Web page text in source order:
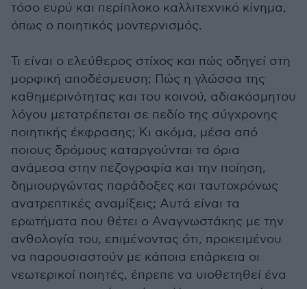
τόσο ευρύ και περίπλοκο καλλιτεχνικό κίνημα,
όπως ο ποιητικός μοντερνισμός.
Τι είναι ο ελεύθερος στίχος και πώς οδηγεί στη
μορφική αποδέσμευση; Πώς η γλώσσα της
καθημερινότητας και του κοινού, αδιακόσμητου
λόγου μετατρέπεται σε πεδίο της σύγχρονης
ποιητικής έκφρασης; Κι ακόμα, μέσα από
ποιους δρόμους καταργούνται τα όρια
ανάμεσα στην πεζογραφία και την ποίηση,
δημιουργώντας παράδοξες και ταυτοχρόνως
ανατρεπτικές αναμίξεις; Αυτά είναι τα
ερωτήματα που θέτει ο Αναγνωστάκης με την
ανθολογία του, επιμένοντας ότι, προκειμένου
να παρουσιαστούν με κάποια επάρκεια οι
νεωτερικοί ποιητές, έπρεπε να υιοθετηθεί ένα